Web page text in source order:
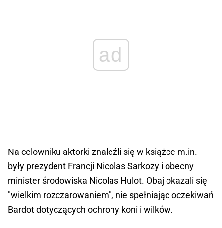
ad
Na celowniku aktorki znaleźli się w książce m.in.
były prezydent Francji Nicolas Sarkozy i obecny
minister środowiska Nicolas Hulot. Obaj okazali się
"wielkim rozczarowaniem", nie spełniając oczekiwań
Bardot dotyczących ochrony koni i wilków.